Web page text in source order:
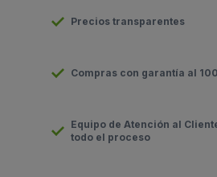
Precios transparentes
Compras con garantía al
Equipo de Atención al
todo el proceso